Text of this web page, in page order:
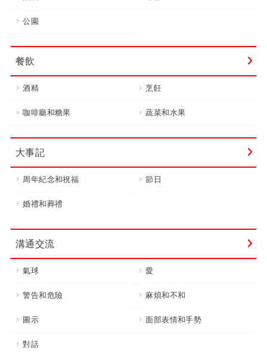
公園
餐飲
酒精 烹飪
咖啡廳和糖果 蔬菜和水果
大事記
周年紀念和祝福 節日
婚禮和葬禮
溝通交流
氣球 愛
警告和危險 麻煩和不和
圖示 面部表情和手勢
對話